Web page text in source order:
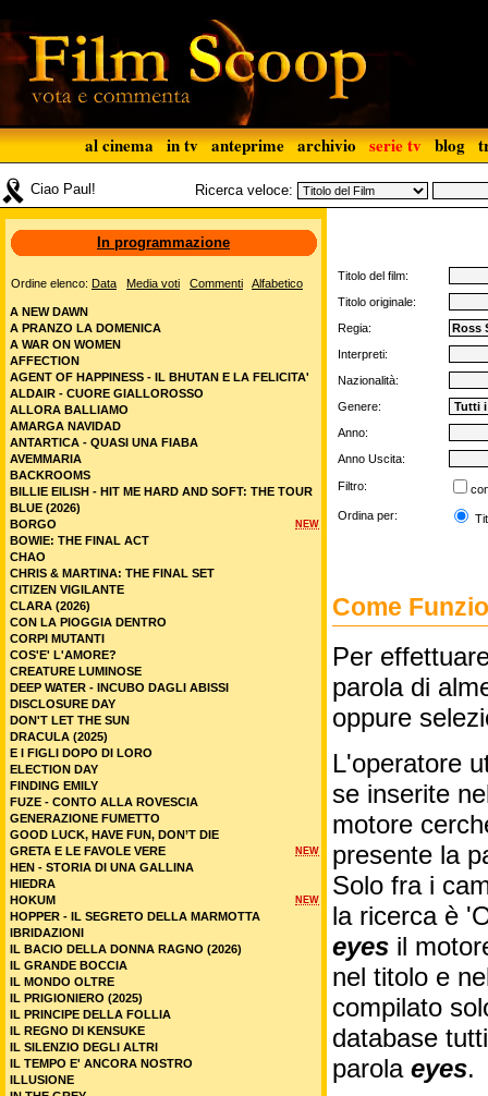
al cinema in tv anteprime archivio serie tv blog
Ciao Paul! Ricerca veloce:
Titolo del film:
Titolo originale:
Regia:
Interpreti:
Nazionalità:
Genere:
Anno:
Anno Uscita:
Filtro:
Ordina per:
Come
Per
parola di
oppure
L'operatore
se inserite
motore
presente la
Solo fra i
la ricerca è
eyes il
nel titolo e
compilato
database
parola eyes.
In programmazione
Ordine elenco: Data Media voti Commenti Alfabetico
A NEW DAWN
A PRANZO LA DOMENICA
A WAR ON WOMEN
AFFECTION
AGENT OF HAPPINESS - IL BHUTAN E LA FELICITA'
ALDAIR - CUORE GIALLOROSSO
ALLORA BALLIAMO
AMARGA NAVIDAD
ANTARTICA - QUASI UNA FIABA
AVEMMARIA
BACKROOMS
BILLIE EILISH - HIT ME HARD AND SOFT: THE TOUR
BLUE (2026)
NEW
BORGO
BOWIE: THE FINAL ACT
CHAO
CHRIS & MARTINA: THE FINAL SET
CITIZEN VIGILANTE
CLARA (2026)
CON LA PIOGGIA DENTRO
CORPI MUTANTI
COS'E' L'AMORE?
CREATURE LUMINOSE
DEEP WATER - INCUBO DAGLI ABISSI
DISCLOSURE DAY
DON'T LET THE SUN
DRACULA (2025)
E I FIGLI DOPO DI LORO
ELECTION DAY
FINDING EMILY
FUZE - CONTO ALLA ROVESCIA
GENERAZIONE FUMETTO
GOOD LUCK, HAVE FUN, DON’T DIE
NEW
GRETA E LE FAVOLE VERE
HEN - STORIA DI UNA GALLINA
HIEDRA
NEW
HOKUM
HOPPER - IL SEGRETO DELLA MARMOTTA
IBRIDAZIONI
IL BACIO DELLA DONNA RAGNO (2026)
IL GRANDE BOCCIA
IL MONDO OLTRE
IL PRIGIONIERO (2025)
IL PRINCIPE DELLA FOLLIA
IL REGNO DI KENSUKE
IL SILENZIO DEGLI ALTRI
IL TEMPO E' ANCORA NOSTRO
ILLUSIONE